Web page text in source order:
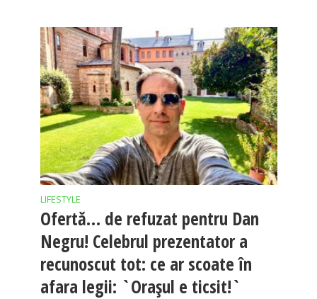
LIFESTYLE
Ofertă… de refuzat pentru Dan
Negru! Celebrul prezentator a
recunoscut tot: ce ar scoate în
afara legii: `Orașul e ticsit!`